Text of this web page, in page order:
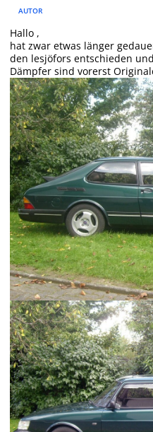
AUTOR
Hallo ,
hat zwar etwas länger
den lesjöfors entschieden
Dämpfer sind vorerst